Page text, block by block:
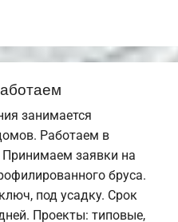
занимается
Работаем в
Принимаем заявки на
бруса.
под усадку. Срок
Проекты: типовые,